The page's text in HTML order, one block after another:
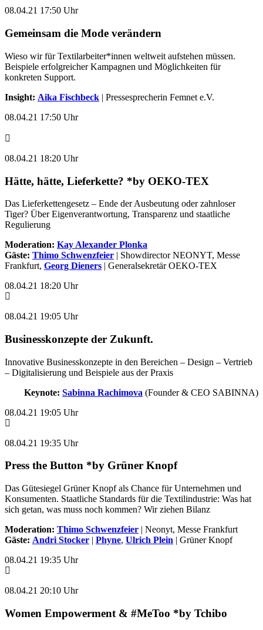
08.04.21 17:50 Uhr
Gemeinsam die Mode verändern
Wieso wir für Textilarbeiter*innen weltweit aufstehen müssen.
Beispiele erfolgreicher Kampagnen und Möglichkeiten für
konkreten Support.
Insight: Aika Fischbeck | Pressesprecherin Femnet e.V.
08.04.21 17:50 Uhr
08.04.21 18:20 Uhr
Hätte, hätte, Lieferkette? *by OEKO-TEX
Das Lieferkettengesetz – Ende der Ausbeutung oder zahnloser
Tiger? Über Eigenverantwortung, Transparenz und staatliche
Regulierung
Moderation: Kay Alexander Plonka
Gäste: Thimo Schwenzfeier | Showdirector NEONYT, Messe
Frankfurt, Georg Dieners | Generalsekretär OEKO-TEX
08.04.21 18:20 Uhr
08.04.21 19:05 Uhr
Businesskonzepte der Zukunft.
Innovative Businesskonzepte in den Bereichen – Design – Vertrieb
– Digitalisierung und Beispiele aus der Praxis
Keynote: Sabinna Rachimova (Founder & CEO SABINNA)
08.04.21 19:05 Uhr
08.04.21 19:35 Uhr
Press the Button *by Grüner Knopf
Das Gütesiegel Grüner Knopf als Chance für Unternehmen und
Konsumenten. Staatliche Standards für die Textilindustrie: Was hat
sich getan, was muss noch kommen? Wir ziehen Bilanz
Moderation: Thimo Schwenzfeier | Neonyt, Messe Frankfurt
Gäste: Andri Stocker | Phyne, Ulrich Plein | Grüner Knopf
08.04.21 19:35 Uhr
08.04.21 20:10 Uhr
Women Empowerment & #MeToo *by Tchibo